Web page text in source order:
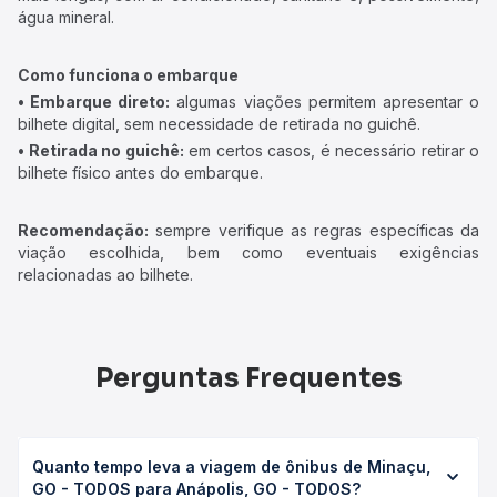
água mineral.
Como funciona o embarque
• Embarque direto: algumas viações permitem apresentar o
bilhete digital, sem necessidade de retirada no guichê.
• Retirada no guichê: em certos casos, é necessário retirar o
bilhete físico antes do embarque.
Recomendação: sempre verifique as regras específicas da
viação escolhida, bem como eventuais exigências
relacionadas ao bilhete.
Perguntas Frequentes
Quanto tempo leva a viagem de ônibus de Minaçu,
GO - TODOS para Anápolis, GO - TODOS?